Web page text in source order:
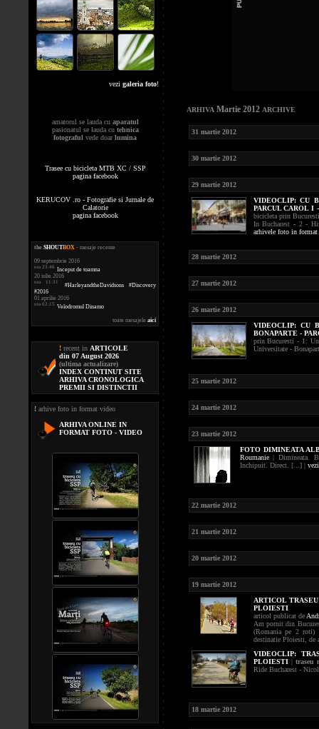
vezi galeria foto!
amatorul se lauda cu aparatul
pasionatul se lauda cu tehnica
fotograful vede doarlumina
Trasee cu bicicleta MTB XC / SSP
pagina facebook
KERUCOV .ro - Fotografie si Jurnale de
Calatorie
pagina facebook
the.SHOUTBOX - mesaje recente
09 septembrie 2016
ora 23:46 Inceput de toamna
20 iulie 2016
ora 11:31
#HarleyandtheDavidsons #Discovery
#2016
01 aprilie 2016
ora 02:15 Velodromul Dinamo
toate mesajele aici
! recent in ARTICOLE
din 07 August 2026
(ultima actualizare)
INDEX CONTINUT SITE
ARHIVA CRONOLOGICA
PREMII SI DISTINCTII
! arhive foto in format video
ARHIVA ONLINE IN
FORMAT FOTO - VIDEO
ARHIVA Martie 2012 ARCHIVE
31 martie 2012
30 martie 2012
29 martie 2012
VIDEOCLIP: CU
PARCUL CAROL
bicicleta prin
In Bucharest - 2 -
arhivele foto in format
28 martie 2012
27 martie 2012
26 martie 2012
VIDEOCLIP: CU
BONAPARTE -
prin Bucuresti - 1:
Universitate -
25 martie 2012
24 martie 2012
23 martie 2012
FOTO DIMINEATA
Roumanie| Dimineata.
Inchipuit. Direct. [...] |
22 martie 2012
21 martie 2012
20 martie 2012
19 martie 2012
ARTICOL
PLOIESTI
articol publicat de
Am pornit din
(Romania pe 2 roti)
destinatie Ploiesti,
VIDEOCLIP:
PLOIESTI|traseu
Ride Bucharest -
18 martie 2012